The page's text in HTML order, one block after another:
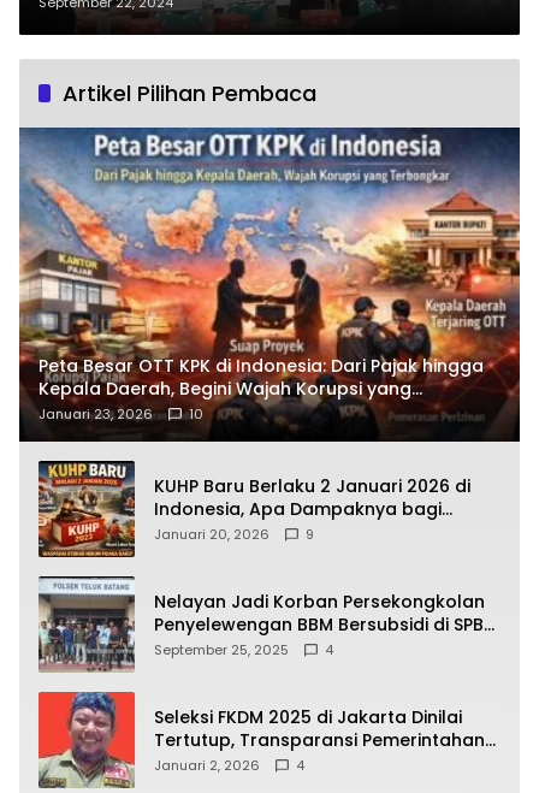
Masyarakat
Artikel Pilihan Pembaca
Peta Besar OTT KPK di Indonesia: Dari Pajak hingga
Kepala Daerah, Begini Wajah Korupsi yang
Terbongkar
Januari 23, 2026 10
KUHP Baru Berlaku 2 Januari 2026 di
Indonesia, Apa Dampaknya bagi
Kehidupan Warga? Ini Aturan Kunci
Januari 20, 2026 9
Nelayan Jadi Korban Persekongkolan
Penyelewengan BBM Bersubsidi di SPBU
64.78809 Teluk Batang
September 25, 2025 4
Seleksi FKDM 2025 di Jakarta Dinilai
Tertutup, Transparansi Pemerintahan
Pramono–Rano Dipertanyakan
Januari 2, 2026 4